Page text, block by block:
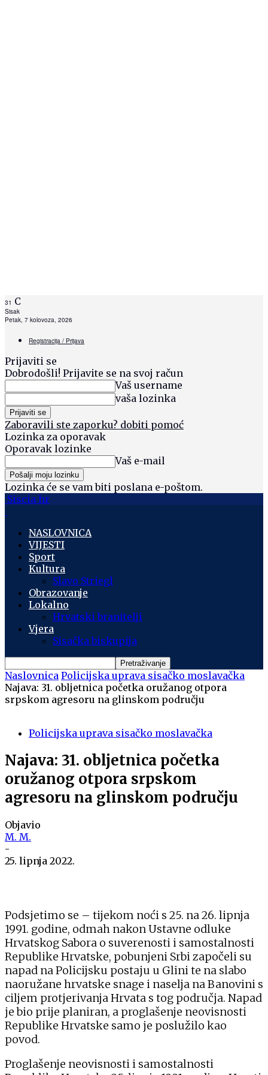
31 C
Sisak
Petak, 7 kolovoza, 2026
Registracija / Prijava
Prijaviti se
Dobrodošli! Prijavite se na svoj račun
Vaš username
vaša lozinka
Zaboravili ste zaporku? dobiti pomoć
Lozinka za oporavak
Oporavak lozinke
Vaš e-mail
Lozinka će se vam biti poslana e-poštom.
Siscia hr
NASLOVNICA
VIJESTI
Sport
Kultura
Slavo Striegl
Obrazovanje
Lokalno
Hrvatski branitelji
Vjera
Sisačka biskupija
Naslovnica Policijska uprava sisačko moslavačka
Najava: 31. obljetnica početka oružanog otpora
srpskom agresoru na glinskom području
Policijska uprava sisačko moslavačka
Najava: 31. obljetnica početka
oružanog otpora srpskom
agresoru na glinskom području
Objavio
M. M.
-
25. lipnja 2022.
Podsjetimo se – tijekom noći s 25. na 26. lipnja
1991. godine, odmah nakon Ustavne odluke
Hrvatskog Sabora o suverenosti i samostalnosti
Republike Hrvatske, pobunjeni Srbi započeli su
napad na Policijsku postaju u Glini te na slabo
naoružane hrvatske snage i naselja na Banovini s
ciljem protjerivanja Hrvata s tog područja. Napad
je bio prije planiran, a proglašenje neovisnosti
Republike Hrvatske samo je poslužilo kao
povod.
Proglašenje neovisnosti i samostalnosti